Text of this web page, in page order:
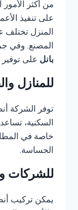
من أكثر الأمور
على تنفيذ
المنزل تختلف
المصنع. وفي
بانل على
للمنازل
توفر الشركة
السكنية،
خاصة في
الحساسة.
للشركات
يمكن تركيب